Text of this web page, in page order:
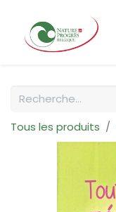
Tous les produits